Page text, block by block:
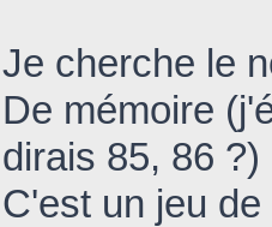
Je cherche le
De mémoire
dirais 85, 86 ?)
C'est un jeu